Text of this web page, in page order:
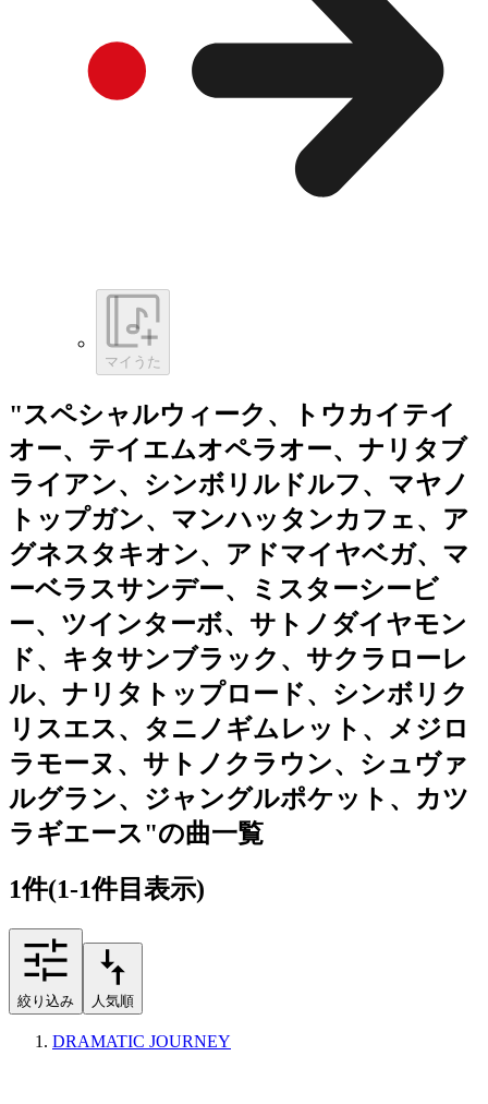
マイうた
"スペシャルウィーク、トウカイテイ
オー、テイエムオペラオー、ナリタブ
ライアン、シンボリルドルフ、マヤノ
トップガン、マンハッタンカフェ、ア
グネスタキオン、アドマイヤベガ、マ
ーベラスサンデー、ミスターシービ
ー、ツインターボ、サトノダイヤモン
ド、キタサンブラック、サクラローレ
ル、ナリタトップロード、シンボリク
リスエス、タニノギムレット、メジロ
ラモーヌ、サトノクラウン、シュヴァ
ルグラン、ジャングルポケット、カツ
ラギエース"の曲一覧
1件(1-1件目表示)
絞り込み 人気順
DRAMATIC JOURNEY